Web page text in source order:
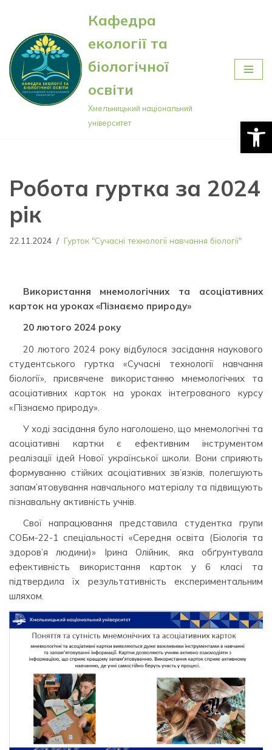
Перейти
до
вмісту
Кафедра
екології та
біологічної
освіти
Хмельницький національний
університет
Робота гуртка за 2024
рік
22.11.2024 Гурток "Сучасні технології навчання біології"
Використання мнемологічних та асоціативних
карток на уроках «Пізнаємо природу»
20 лютого 2024 року
20 лютого 2024 року відбулося засідання наукового
студентського гуртка «Сучасні технології навчання
біології», присвячене використанню мнемологічних та
асоціативних карток на уроках інтегрованого курсу
«Пізнаємо природу».
У ході засідання було наголошено, що мнемологічні та
асоціативні картки є ефективним інструментом
реалізації ідей Нової української школи. Вони сприяють
формуванню стійких асоціативних зв’язків, полегшують
запам’ятовування навчального матеріалу та підвищують
пізнавальну активність учнів.
Свої напрацювання представила студентка групи
СОБм-22-1 спеціальності «Середня освіта (Біологія та
здоров’я людини)» Ірина Олійник, яка обґрунтувала
ефективність використання карток у 6 класі та
підтвердила їх результативність експериментальним
шляхом.